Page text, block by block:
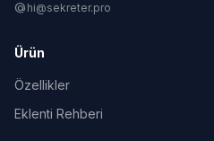
alternate_email hi@sekreter.pro
Ürün
Özellikler
Eklenti Rehberi